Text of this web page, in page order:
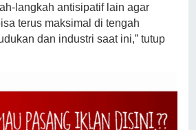
langkah antisipatif lain agar
terus maksimal di tengah
dan industri saat ini,” tutup